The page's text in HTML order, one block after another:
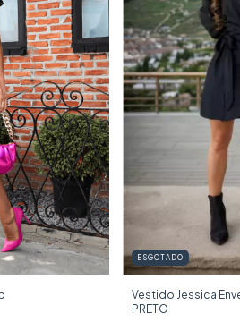
ESGOTADO
Vestido Jessica
PRETO